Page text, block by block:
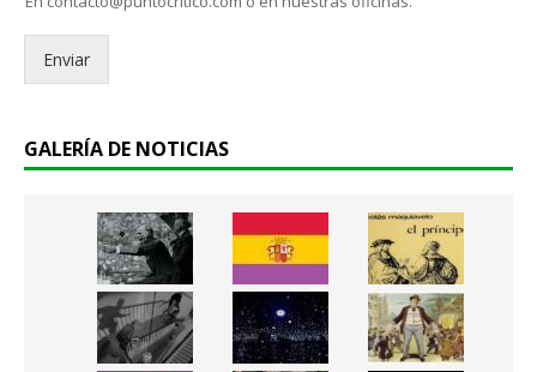
i
c
.
*
Enviar
GALERÍA DE NOTICIAS